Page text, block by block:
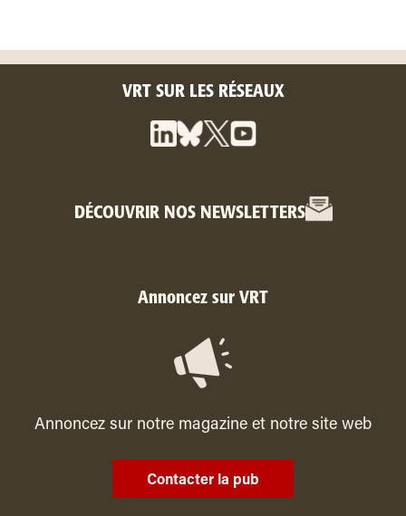
VRT SUR LES RÉSEAUX
DÉCOUVRIR NOS NEWSLETTERS
Annoncez sur VRT
Annoncez sur notre magazine et notre site web
Contacter la pub